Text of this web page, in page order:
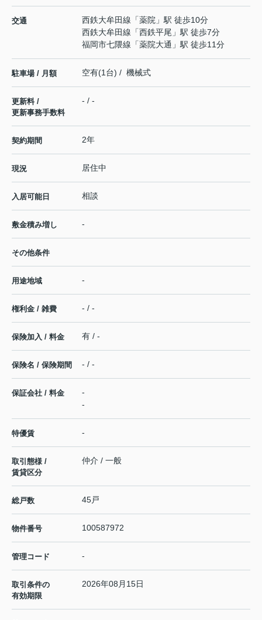
交通 西鉄大牟田線 「薬院 」駅 徒歩10分
西鉄大牟田線 「西鉄平尾 」駅 徒歩7分
福岡市七隈線 「薬院大通 」駅 徒歩11分
駐車場 / 月額 空有(1台) / 機械式
更新料 /
更新事務手数料
- / -
契約期間 2年
現況 居住中
入居可能日 相談
敷金積み増し -
その他条件
用途地域 -
権利金 / 雑費 - / -
保険加入 / 料金 有 / -
保険名 / 保険期間 - / -
保証会社 / 料金
-
-
特優賃 -
取引態様 /
賃貸区分
仲介 / 一般
総戸数 45戸
物件番号 100587972
管理コード -
取引条件の
有効期限
2026年08月15日